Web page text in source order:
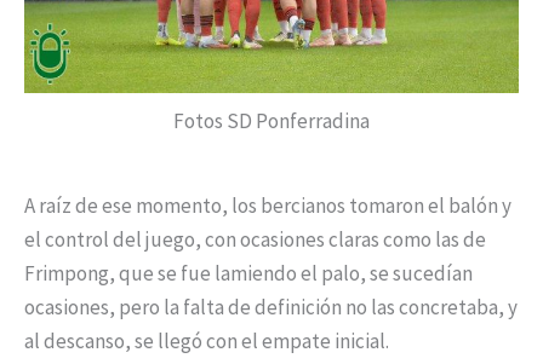
Fotos SD Ponferradina
A raíz de ese momento, los bercianos tomaron el balón y
el control del juego, con ocasiones claras como las de
Frimpong, que se fue lamiendo el palo, se sucedían
ocasiones, pero la falta de definición no las concretaba, y
al descanso, se llegó con el empate inicial.